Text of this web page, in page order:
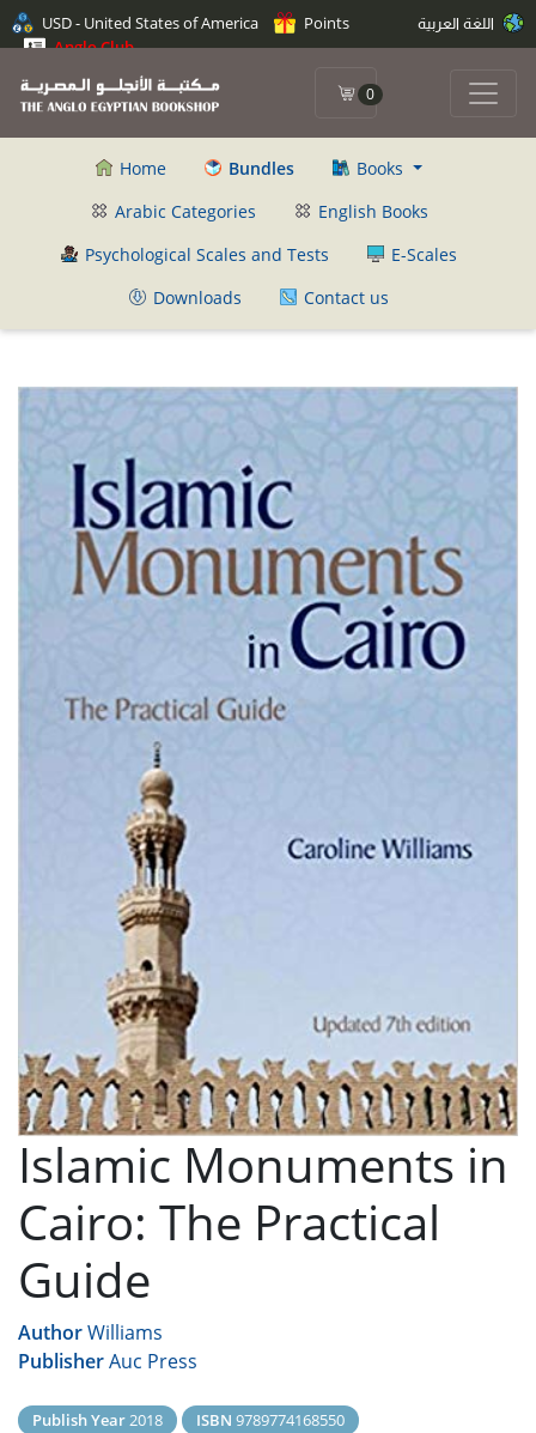
USD - United States of America
Points
Anglo Club
0
Home Bundles
Books
Arabic Categories
English Books
Psychological Scales and Tests
E-Scales
Downloads
Contact us
Islamic Monuments in
Cairo: The Practical
Guide
AuthorWilliams
PublisherAuc Press
Publish Year2018 ISBN 9789774168550